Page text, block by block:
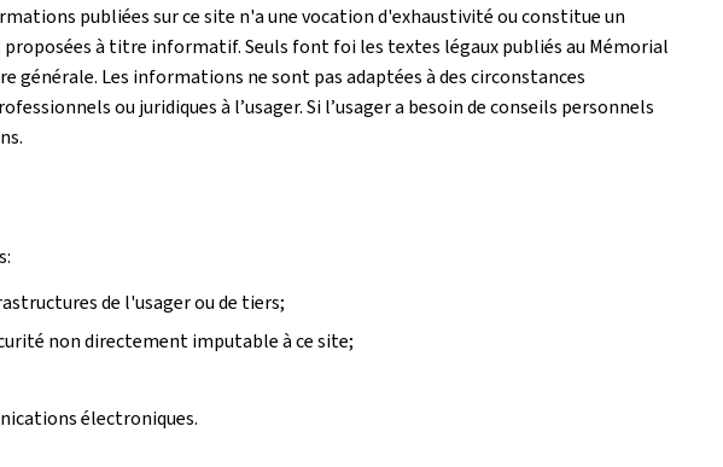
publiées sur ce site n'a une vocation d'exhaustivité ou constitue un
à titre informatif. Seuls font foi les textes légaux publiés au Mémorial
générale. Les informations ne sont pas adaptées à des circonstances
ou juridiques à l’usager. Si l’usager a besoin de conseils personnels
de l'usager ou de tiers;
non directement imputable à ce site;
électroniques.